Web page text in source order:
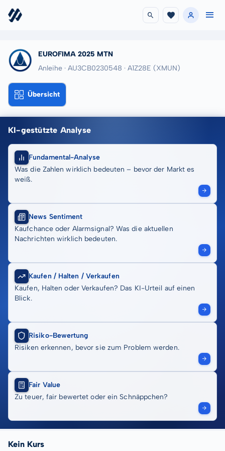
EUROFIMA 2025 MTN
Anleihe · AU3CB0230548 · A1Z28E (XMUN)
Übersicht
KI-gestützte Analyse
Fundamental-Analyse
Was die Zahlen wirklich bedeuten – bevor der Markt es
weiß.
News Sentiment
Kaufchance oder Alarmsignal? Was die aktuellen
Nachrichten wirklich bedeuten.
Kaufen / Halten / Verkaufen
Kaufen, Halten oder Verkaufen? Das KI-Urteil auf einen
Blick.
Risiko-Bewertung
Risiken erkennen, bevor sie zum Problem werden.
Fair Value
Zu teuer, fair bewertet oder ein Schnäppchen?
Kein Kurs